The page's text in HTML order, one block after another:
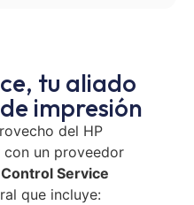
tu aliado
impresión
del HP
un proveedor
Control Service
que incluye: